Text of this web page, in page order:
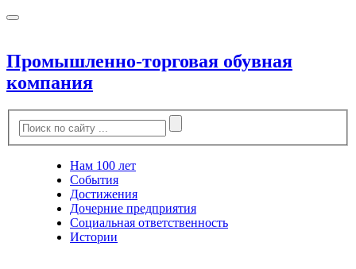
Промышленно-торговая обувная
компания
Нам 100 лет
События
Достижения
Дочерние предприятия
Социальная ответственность
Истории